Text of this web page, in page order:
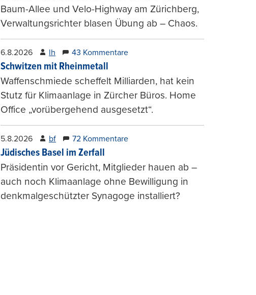
Baum-Allee und Velo-Highway am Zürichberg,
Verwaltungsrichter blasen Übung ab – Chaos.
6.8.2026 lh 43 Kommentare
Schwitzen mit Rheinmetall
Waffenschmiede scheffelt Milliarden, hat kein
Stutz für Klimaanlage in Zürcher Büros. Home
Office „vorübergehend ausgesetzt“.
5.8.2026 bf 72 Kommentare
Jüdisches Basel im Zerfall
Präsidentin vor Gericht, Mitglieder hauen ab –
auch noch Klimaanlage ohne Bewilligung in
denkmalgeschützter Synagoge installiert?